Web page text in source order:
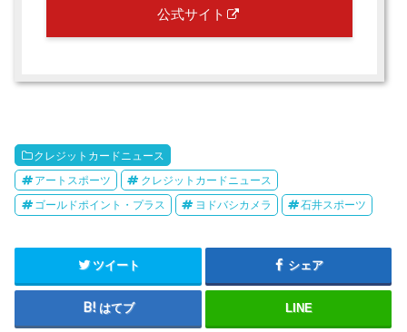
公式サイト
クレジットカードニュース
アートスポーツ
クレジットカードニュース
ゴールドポイント・プラス
ヨドバシカメラ 石井スポーツ
ツイート シェア
はてブ LINE